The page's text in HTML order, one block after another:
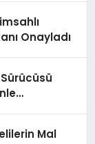
Onayladı
Mal